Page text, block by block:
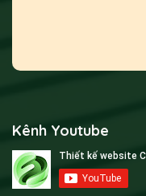
Kênh Youtube